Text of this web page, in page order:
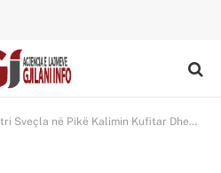
Kalimin Kufitar Dheu i Bardhë: Gati për pritjen e mërgimtarëve